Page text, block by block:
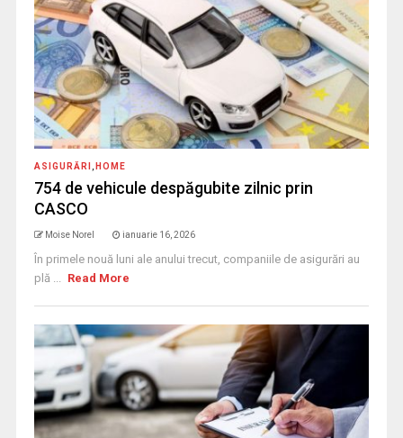
ASIGURĂRI HOME
754 de vehicule despăgubite zilnic prin
CASCO
Moise Norel ianuarie 16, 2026
În primele nouă luni ale anului trecut, companiile de asigurări au
plă ... Read More